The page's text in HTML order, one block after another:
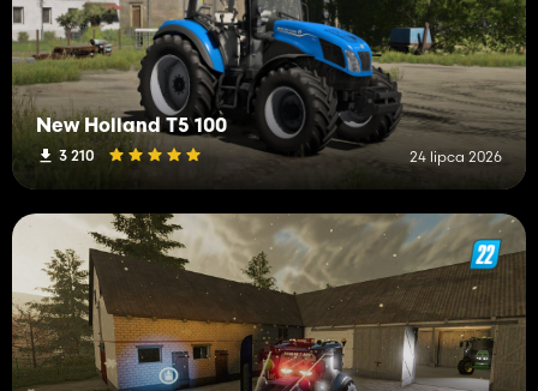
New Holland T5 100
3 210 24 lipca 2026